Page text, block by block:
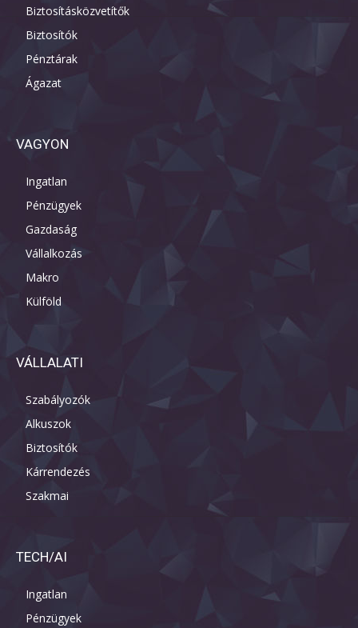
Biztosításközvetítők
Biztosítók
Pénztárak
Ágazat
VAGYON
Ingatlan
Pénzügyek
Gazdaság
Vállalkozás
Makro
Külföld
VÁLLALATI
Szabályozók
Alkuszok
Biztosítók
Kárrendezés
Szakmai
TECH/AI
Ingatlan
Pénzügyek